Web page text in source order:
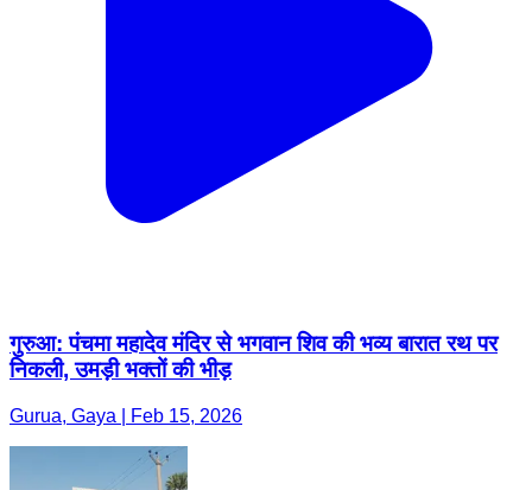
गुरुआ: पंचमा महादेव मंदिर से भगवान शिव की भव्य बारात रथ पर
निकली, उमड़ी भक्तों की भीड़
Gurua, Gaya | Feb 15, 2026